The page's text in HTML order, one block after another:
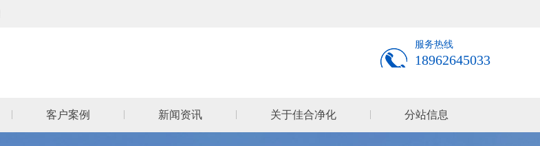
服务热线
18962645033
客户案例 新闻资讯 关于佳合净化 分站信息